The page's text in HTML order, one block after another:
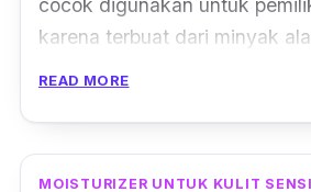
cocok digunakan untuk
karena terbuat dari minyak
READ MORE
MOISTURIZER UNTUK KULIT